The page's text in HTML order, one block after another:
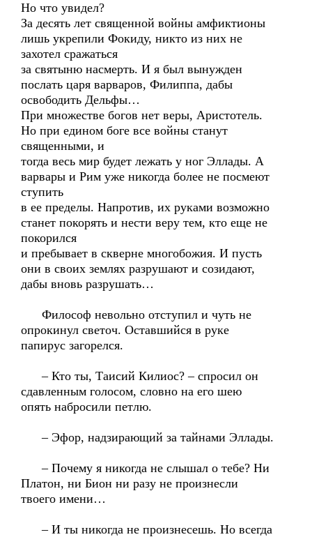
Но что увидел?
За десять лет священной войны амфиктионы
лишь укрепили Фокиду, никто из них не
захотел сражаться
за святыню насмерть. И я был вынужден
послать царя варваров, Филиппа, дабы
освободить Дельфы…
При множестве богов нет веры, Аристотель.
Но при едином боге все войны станут
священными, и
тогда весь мир будет лежать у ног Эллады. А
варвары и Рим уже никогда более не посмеют
ступить
в ее пределы. Напротив, их руками возможно
станет покорять и нести веру тем, кто еще не
покорился
и пребывает в скверне многобожия. И пусть
они в своих землях разрушают и созидают,
дабы вновь разрушать…
Философ невольно отступил и чуть не
опрокинул светоч. Оставшийся в руке
папирус загорелся.
– Кто ты, Таисий Килиос? – спросил он
сдавленным голосом, словно на его шею
опять набросили петлю.
– Эфор, надзирающий за тайнами Эллады.
– Почему я никогда не слышал о тебе? Ни
Платон, ни Бион ни разу не произнесли
твоего имени…
– И ты никогда не произнесешь. Но всегда